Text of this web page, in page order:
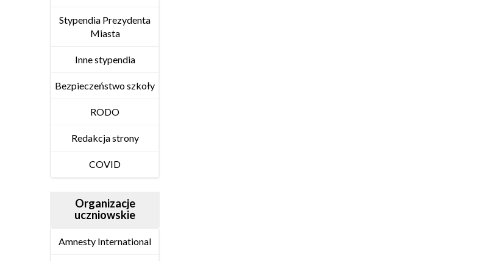
Stypendia Prezydenta
Miasta
Inne stypendia
Bezpieczeństwo szkoły
RODO
Redakcja strony
COVID
Organizacje
uczniowskie
Amnesty International